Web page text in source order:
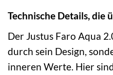
Technische Details, die
Der Justus Faro Aqua
durch sein Design,
inneren Werte. Hier